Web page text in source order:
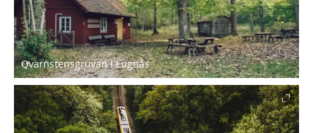
Qvarnstensgruvan i Lugnås.